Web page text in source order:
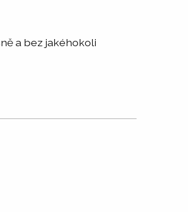
a bez jakéhokoli